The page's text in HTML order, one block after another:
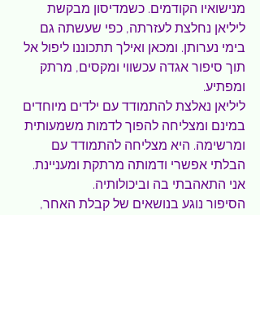
מנישואיו הקודמים. כשמדיסון מבקשת
ליליאן נחלצת לעזרתה, כפי שעשתה גם
בימי נערותן. ומכאן ואילך תתכוננו ליפול אל
תוך סיפור אגדה עכשווי ומקסים, מרתק
ומפתיע.
ליליאן נאלצת להתמודד עם ילדים מיוחדים
במינם ומצליחה להפוך לדמות משמעותית
ומרשימה. היא מצליחה להתמודד עם
הבלתי אפשרי ודמותה מרתקת ומעניינת.
אני התאהבתי בה וביכולותיה.
הסיפור נוגע בנושאים של קבלת האחר,